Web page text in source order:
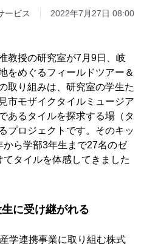
ービス 2022年7月27日 08:00
教授の研究室が7月9日、岐
をめぐるフィールドツアー＆
取り組みは、研究室の学生た
市モザイクタイルミュージア
あるタイルを探求する場（タ
プロジェクトです。そのキッ
ら学部3年生まで27名のゼ
タイルを体感してきました
に受け継がれる
学連携事業に取り組む株式